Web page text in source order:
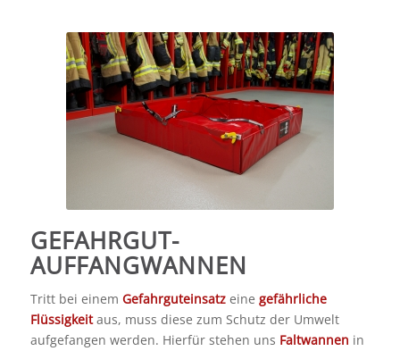
GEFAHRGUT-
AUFFANGWANNEN
Tritt bei einem Gefahrguteinsatzeine gefährliche
Flüssigkeitaus, muss diese zum Schutz der Umwelt
aufgefangen werden. Hierfür stehen uns Faltwannen in